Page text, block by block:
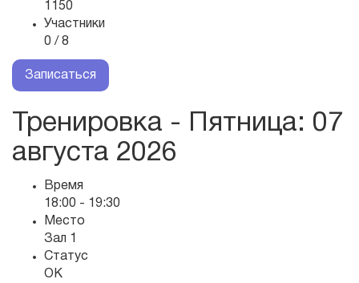
1150
Участники
0 / 8
Записаться
Тренировка - Пятница: 07
августа 2026
Время
18:00 - 19:30
Место
Зал 1
Статус
OK